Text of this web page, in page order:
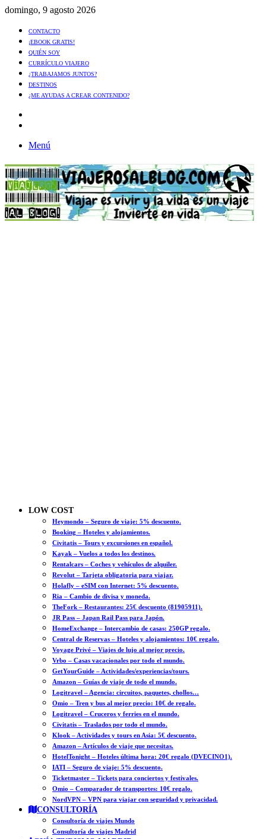
domingo, 9 agosto 2026
CONTACTO
¡EBOOK GRATIS!
QUIÉN SOY
CURRÍCULO VIAJERO
¿TRABAJAMOS JUNTOS?
DESTINOS
¿ME AYUDAS A CREAR CONTENIDO?
Menú
LOW COST
Heymondo – Seguro de viaje: 5% descuento.
Booking – Hoteles y alojamientos.
Civitatis – Tours y excursiones en español.
Kayak – Vuelos a todos los destinos.
Rentalcars – Coches y vehículos de alquiler.
Revolut – Tarjeta obligatoria para viajar.
Holafly – eSIM con Internet: 5% descuento.
Ria – Cambio de divisa y moneda.
TheFork – Restaurantes: 25€ descuento (81905911).
JR Pass – Japan Rail Pass para Japón.
HomeExchange – Intercambio de casas: 250GP regalo.
Central de Reservas – Hoteles y alojamientos: 10€ regalo.
Voyage Privé – Viajes de lujo al mejor precio.
Vrbo – Casas vacacionales por todo el mundo.
GetYourGuide – Actividades/experiencias/tours.
Amazon – Guías de viaje de todo el mundo.
Logitravel – Agencia: circuitos, paquetes, chollos…
Omio – Tren y bus al mejor precio: 10€ de regalo.
Logitravel – Cruceros y ferries en el mundo.
Civitatis – Traslados por todo el mundo.
Klook – Actividades y tours en Asia: 5€ descuento.
Amazon – Artículos de viaje que necesitas.
HotelTonight – Hoteles última hora: 20€ regalo (DVECINO1).
IATI – Seguro de viaje: 5% descuento.
Ticketmaster – Tickets para conciertos y festivales.
Omio – Comparador de transportes: 10€ regalo.
NordVPN – VPN para viajar con seguridad y privacidad.
CONSULTORÍA
Consultoría de viajes Mundo
Consultoría de viajes Madrid